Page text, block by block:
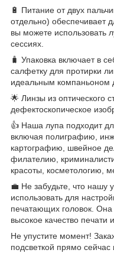
🔋 Питание от двух
отдельно) обеспечивает
вы можете использовать
сессиях.
🧳 Упаковка включает в
салфетку для протирки
идеальным компаньоном
🌟 Линзы из оптического
дефектоскопическое
👍 Наша лупа подходит
включая полиграфию,
картографию, швейное
филателию,
красоты, косметологию,
💼 Не забудьте, что нашу
использовать для
печатающих головок.
высокое качество печати
Не упустите момент!
подсветкой прямо